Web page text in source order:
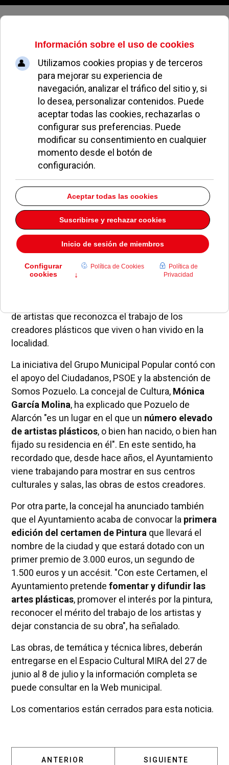
Domingo, 09 de agosto de 2026
Un catálogo de artistas y un
certamen de artes plásticas para
impulsar la cultura en Pozuelo
REDACCIÓN OCIO Y CULTURA 25 MAYO 2016
de artistas que reconozca el trabajo de los
creadores plásticos que viven o han vivido en la
localidad.
La iniciativa del Grupo Municipal Popular contó con
el apoyo del Ciudadanos, PSOE y la abstención de
Somos Pozuelo. La concejal de Cultura, Mónica
García Molina, ha explicado que Pozuelo de
Alarcón "es un lugar en el que un número elevado
de artistas plásticos, o bien han nacido, o bien han
fijado su residencia en él". En este sentido, ha
recordado que, desde hace años, el Ayuntamiento
viene trabajando para mostrar en sus centros
culturales y salas, las obras de estos creadores.
Por otra parte, la concejal ha anunciado también
que el Ayuntamiento acaba de convocar la primera
edición del certamen de Pinturaque llevará el
nombre de la ciudad y que estará dotado con un
primer premio de 3.000 euros, un segundo de
1.500 euros y un accésit. "Con este Certamen, el
Ayuntamiento pretende fomentar y difundir las
artes plásticas, promover el interés por la pintura,
reconocer el mérito del trabajo de los artistas y
dejar constancia de su obra", ha señalado.
Las obras, de temática y técnica libres, deberán
entregarse en el Espacio Cultural MIRA del 27 de
junio al 8 de julio y la información completa se
puede consultar en la Web municipal.
Los comentarios están cerrados para esta noticia.
ARTÍCULO ANTERIOR: HORARIOS
ANTERIOR ARTÍCULO
SIGUIENTE